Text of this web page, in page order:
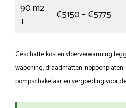
90 m2
+
€5150 – €5775
Geschatte kosten vloerverwarming
wapening, draadmatten,
pompschakelaar en vergoeding voor